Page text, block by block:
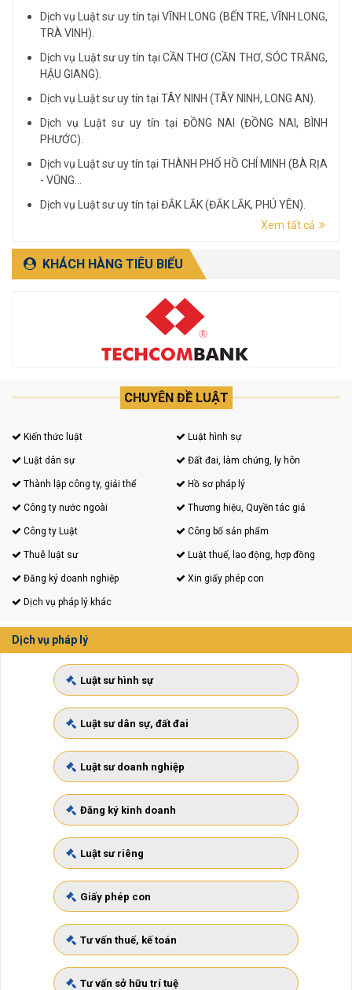
Dịch vụ Luật sư uy tín tại VĨNH LONG (BẾN TRE, VĨNH LONG,
TRÀ VINH).
Dịch vụ Luật sư uy tín tại CẦN THƠ (CẦN THƠ, SÓC TRĂNG,
HẬU GIANG).
Dịch vụ Luật sư uy tín tại TÂY NINH (TÂY NINH, LONG AN).
Dịch vụ Luật sư uy tín tại ĐỒNG NAI (ĐỒNG NAI, BÌNH
PHƯỚC).
Dịch vụ Luật sư uy tín tại THÀNH PHỐ HỒ CHÍ MINH (BÀ RỊA
- VŨNG...
Dịch vụ Luật sư uy tín tại ĐẮK LẮK (ĐẮK LẮK, PHÚ YÊN).
Dịch vụ Luật sư uy tín tại LÂM ĐỒNG (LÂM ĐỒNG, ĐẮK
Xem tất cả
KHÁCH HÀNG TIÊU BIỂU
CHUYÊN ĐỀ LUẬT
Kiến thức luật Luật hình sự
Luật dân sự Đất đai, làm chứng, ly hôn
Thành lập công ty, giải thể Hồ sơ pháp lý
Công ty nước ngoài Thương hiệu, Quyền tác giả
Công ty Luật Công bố sản phẩm
Thuê luật sư Luật thuế, lao động, hợp đồng
Đăng ký doanh nghiệp Xin giấy phép con
Dịch vụ pháp lý khác
Dịch vụ pháp lý
Luật sư hình sự
Luật sư dân sự, đất đai
Luật sư doanh nghiệp
Đăng ký kinh doanh
Luật sư riêng
Giấy phép con
Tư vấn thuế, kế toán
Tư vấn sở hữu trí tuệ